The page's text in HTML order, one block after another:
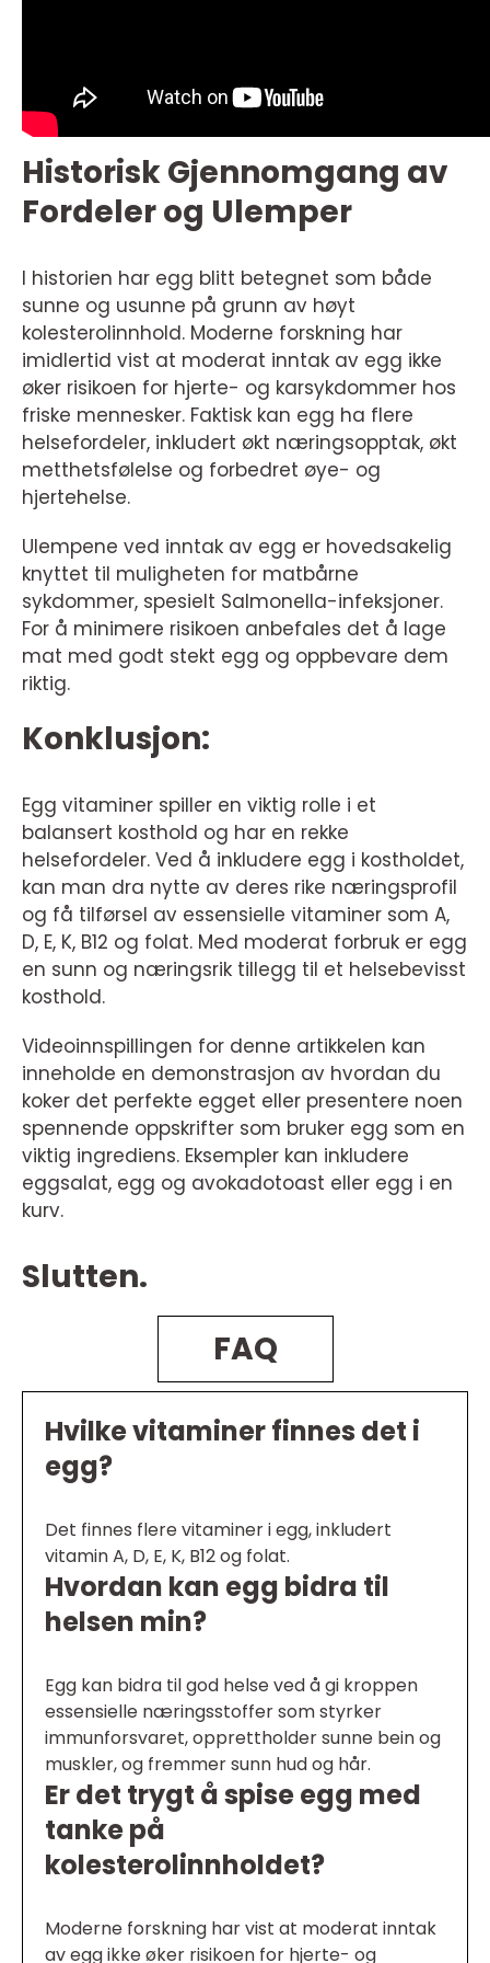
Historisk Gjennomgang av
Fordeler og Ulemper
I historien har egg blitt betegnet som både
sunne og usunne på grunn av høyt
kolesterolinnhold. Moderne forskning har
imidlertid vist at moderat inntak av egg ikke
øker risikoen for hjerte- og karsykdommer hos
friske mennesker. Faktisk kan egg ha flere
helsefordeler, inkludert økt næringsopptak, økt
metthetsfølelse og forbedret øye- og
hjertehelse.
Ulempene ved inntak av egg er hovedsakelig
knyttet til muligheten for matbårne
sykdommer, spesielt Salmonella-infeksjoner.
For å minimere risikoen anbefales det å lage
mat med godt stekt egg og oppbevare dem
riktig.
Konklusjon:
Egg vitaminer spiller en viktig rolle i et
balansert kosthold og har en rekke
helsefordeler. Ved å inkludere egg i kostholdet,
kan man dra nytte av deres rike næringsprofil
og få tilførsel av essensielle vitaminer som A,
D, E, K, B12 og folat. Med moderat forbruk er egg
en sunn og næringsrik tillegg til et helsebevisst
kosthold.
Videoinnspillingen for denne artikkelen kan
inneholde en demonstrasjon av hvordan du
koker det perfekte egget eller presentere noen
spennende oppskrifter som bruker egg som en
viktig ingrediens. Eksempler kan inkludere
eggsalat, egg og avokadotoast eller egg i en
kurv.
Slutten.
FAQ
Hvilke vitaminer finnes det i
egg?
Det finnes flere vitaminer i egg, inkludert
vitamin A, D, E, K, B12 og folat.
Hvordan kan egg bidra til
helsen min?
Egg kan bidra til god helse ved å gi kroppen
essensielle næringsstoffer som styrker
immunforsvaret, opprettholder sunne bein og
muskler, og fremmer sunn hud og hår.
Er det trygt å spise egg med
tanke på
kolesterolinnholdet?
Moderne forskning har vist at moderat inntak
av egg ikke øker risikoen for hjerte- og